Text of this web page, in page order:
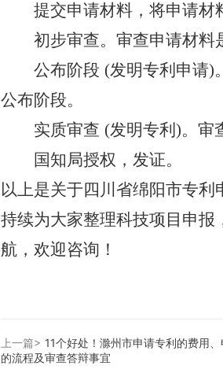
提交申请材料，将申请材
初步审查。审查申请材料
公布阶段 (发明专利申请)
公布阶段。
实质审查 (发明专利)。审
国知局授权，发证。
以上是关于四川省绵阳市专利
持续为大家整理科技项目申
航，欢迎咨询 ！
上一篇> 11个好处！滁州市申请专利的费用
的流程及审查答辩事宜